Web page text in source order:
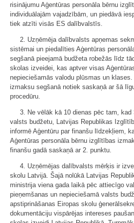
risinājumu Aģentūras personāla bērnu
individuālajām vajadzībām, un piedāvā
tiek atzīti visās ES dalībvalstīs.
2. Uzņēmēja dalībvalsts apņemas
sistēmai un piedalīties Aģentūras
segšanā pieejamā budžeta robežās līdz
skolas izveidei, kas aptver visas
nepieciešamās valodu plūsmas un
izmaksu segšanā notiek saskaņā ar šā
procedūru.
3. Ne vēlāk kā 10 dienas pēc tam, kad
valsts budžetu, Latvijas Republikas
informē Aģentūru par finanšu līdzekļiem,
Aģentūras personāla bērnu izglītības
finanšu gadā saskaņā ar 2. punktu.
4. Uzņēmējas dalībvalsts mērķis ir
skolu Latvijā. Šajā nolūkā Latvijas
ministrija viena gada laikā pēc attiecīgo
pieņemšanas un nepieciešamā valsts
apstiprināšanas Eiropas skolu
dokumentāciju vispārējas intereses